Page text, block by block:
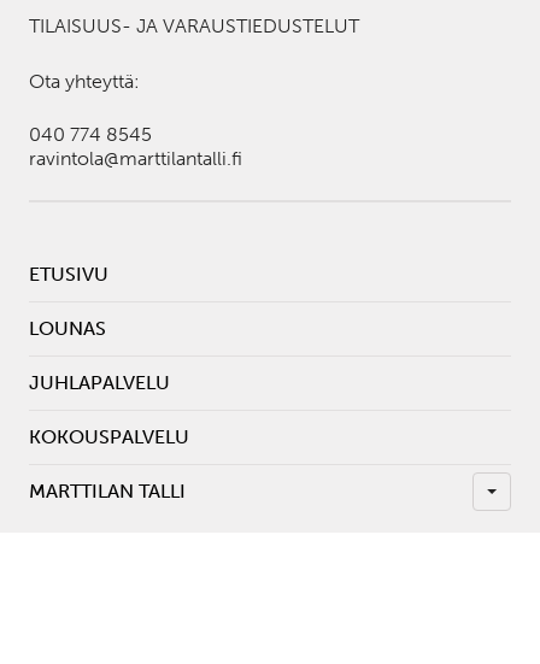
TILAISUUS- JA VARAUSTIEDUSTELUT
Ota yhteyttä:
040 774 8545
ravintola@marttilantalli.fi
ETUSIVU
LOUNAS
JUHLAPALVELU
KOKOUSPALVELU
MARTTILAN TALLI